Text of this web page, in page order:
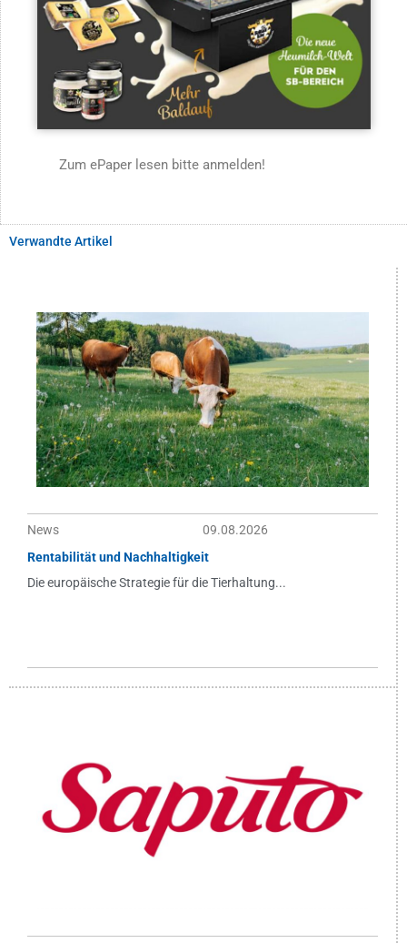
Zum ePaper lesen bitte anmelden!
Verwandte Artikel
News
09.08.2026
Rentabilität und Nachhaltigkeit
Die europäische Strategie für die Tierhaltung...